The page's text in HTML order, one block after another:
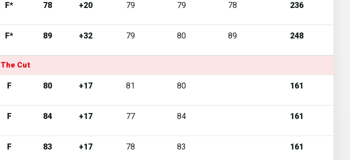
F* 78 +20 79 79 78 236
F* 89 +32 79 80 89 248
The Cut
F 80 +17 81 80 161
F 84 +17 77 84 161
F 83 +17 78 83 161